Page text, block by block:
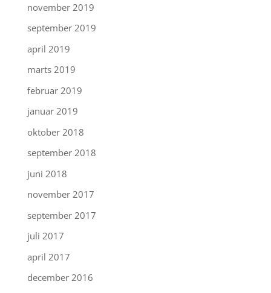
november 2019
september 2019
april 2019
marts 2019
februar 2019
januar 2019
oktober 2018
september 2018
juni 2018
november 2017
september 2017
juli 2017
april 2017
december 2016